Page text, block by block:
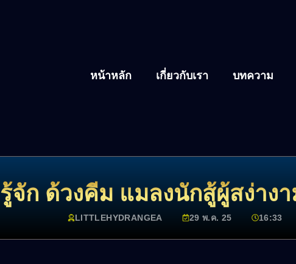
หน้าหลัก เกี่ยวกับเรา บทความ
รู้จัก ด้วงคีม แมลงนักสู้ผู้สง่าง
LITTLEHYDRANGEA 29 พ.ค. 25 16:33